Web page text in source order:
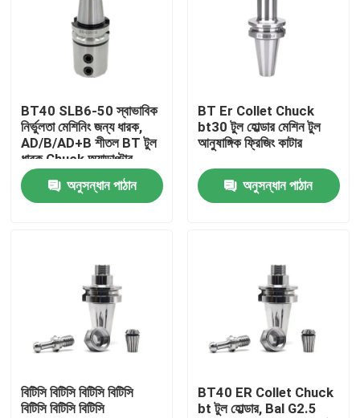
আমাদের সম্পর্কে
কারখানা ভ্রমণ
মান নিয়ন্ত্রণ
উদ্ধৃতির জন্য আবেদন
বিটি টুল হোল্ডার
এসকে টুল হোল্ডার
BT40 SLB6-50 স্বাভাবিক
নির্ভুলতা মেশিনিং জন্য ধারক,
AD/B/AD+B শীতল BT টুল
ধারক Chuck অ্যাডাপ্টার
অনুসন্ধান পাঠান
BT Er Collet Chuck
bt30 টুল হোল্ডার মেশিন টুল
আনুষাঙ্গিক ফ্রিজিং কাটার
অনুসন্ধান পাঠান
বিটিসি বিটিসি বিটিসি বিটিসি
বিটিসি বিটিসি বিটিসি
BT40 ER Collet Chuck
bt টুল হোল্ডার, Bal G2.5